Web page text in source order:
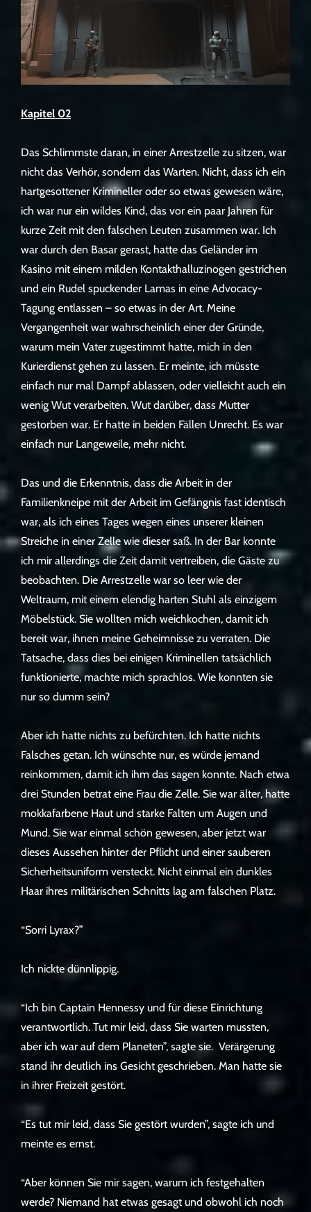
Kapitel 02
Das Schlimmste daran, in einer Arrestzelle zu sitzen, war
nicht das Verhör, sondern das Warten. Nicht, dass ich ein
hartgesottener Krimineller oder so etwas gewesen wäre,
ich war nur ein wildes Kind, das vor ein paar Jahren für
kurze Zeit mit den falschen Leuten zusammen war. Ich
war durch den Basar gerast, hatte das Geländer im
Kasino mit einem milden Kontakthalluzinogen gestrichen
und ein Rudel spuckender Lamas in eine Advocacy-
Tagung entlassen – so etwas in der Art. Meine
Vergangenheit war wahrscheinlich einer der Gründe,
warum mein Vater zugestimmt hatte, mich in den
Kurierdienst gehen zu lassen. Er meinte, ich müsste
einfach nur mal Dampf ablassen, oder vielleicht auch ein
wenig Wut verarbeiten. Wut darüber, dass Mutter
gestorben war. Er hatte in beiden Fällen Unrecht. Es war
einfach nur Langeweile, mehr nicht.
Das und die Erkenntnis, dass die Arbeit in der
Familienkneipe mit der Arbeit im Gefängnis fast identisch
war, als ich eines Tages wegen eines unserer kleinen
Streiche in einer Zelle wie dieser saß. In der Bar konnte
ich mir allerdings die Zeit damit vertreiben, die Gäste zu
beobachten. Die Arrestzelle war so leer wie der
Weltraum, mit einem elendig harten Stuhl als einzigem
Möbelstück. Sie wollten mich weichkochen, damit ich
bereit war, ihnen meine Geheimnisse zu verraten. Die
Tatsache, dass dies bei einigen Kriminellen tatsächlich
funktionierte, machte mich sprachlos. Wie konnten sie
nur so dumm sein?
Aber ich hatte nichts zu befürchten. Ich hatte nichts
Falsches getan. Ich wünschte nur, es würde jemand
reinkommen, damit ich ihm das sagen konnte. Nach etwa
drei Stunden betrat eine Frau die Zelle. Sie war älter, hatte
mokkafarbene Haut und starke Falten um Augen und
Mund. Sie war einmal schön gewesen, aber jetzt war
dieses Aussehen hinter der Pflicht und einer sauberen
Sicherheitsuniform versteckt. Nicht einmal ein dunkles
Haar ihres militärischen Schnitts lag am falschen Platz.
“Sorri Lyrax?”
Ich nickte dünnlippig.
“Ich bin Captain Hennessy und für diese Einrichtung
verantwortlich. Tut mir leid, dass Sie warten mussten,
aber ich war auf dem Planeten”, sagte sie. Verärgerung
stand ihr deutlich ins Gesicht geschrieben. Man hatte sie
in ihrer Freizeit gestört.
“Es tut mir leid, dass Sie gestört wurden”, sagte ich und
meinte es ernst.
“Aber können Sie mir sagen, warum ich festgehalten
werde? Niemand hat etwas gesagt und obwohl ich noch